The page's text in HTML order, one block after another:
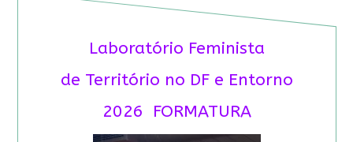
Laboratório Feminista
de Território no DF e Entorno
2026 FORMATURA